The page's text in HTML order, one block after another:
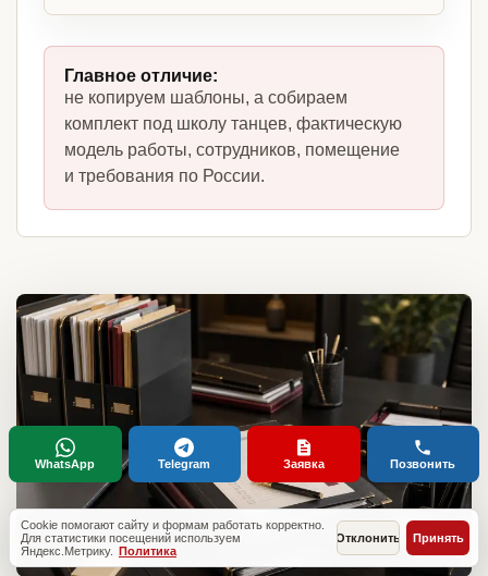
Главное отличие:
не копируем шаблоны, а собираем
комплект под школу танцев, фактическую
модель работы, сотрудников, помещение
и требования по России.
Cookie помогают сайту и формам работать корректно.
Для статистики посещений используем
Яндекс.Метрику. Политика
Отклонить Принять
WhatsApp Telegram Заявка Позвонить